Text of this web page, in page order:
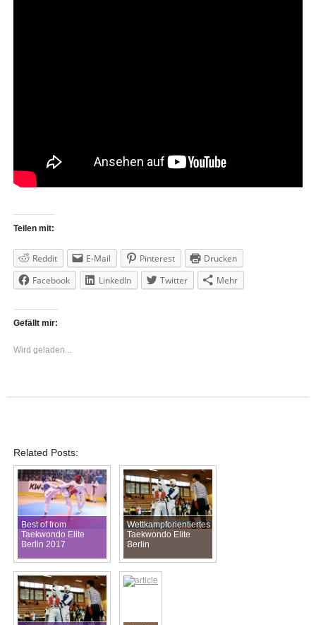
Teilen mit:
Reddit E-Mail Pinterest
Drucken
Facebook
LinkedIn Twitter Mehr
Gefällt mir:
Wird geladen...
Related Posts:
Best of from
Taekwondo Elite
Berlin 2017
Wettkampforientiertes
Taekwondo Elite
Berlin